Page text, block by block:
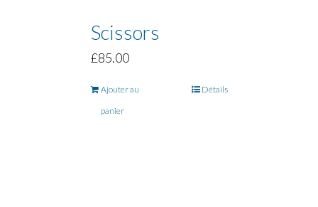
Scissors
£85.00
Ajouter au
panier
Détails